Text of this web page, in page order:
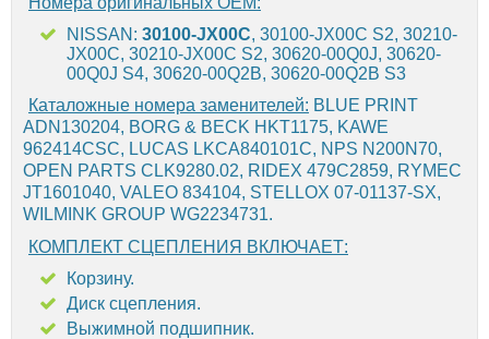
NISSAN: 30100-JX00C, 30100-JX00C S2, 30210-
JX00C, 30210-JX00C S2, 30620-00Q0J, 30620-
00Q0J S4, 30620-00Q2B, 30620-00Q2B S3
Каталожные номера заменителей: BLUE PRINT
ADN130204, BORG & BECK HKT1175, KAWE
962414CSC, LUCAS LKCA840101C, NPS N200N70,
OPEN PARTS CLK9280.02, RIDEX 479C2859, RYMEC
JT1601040, VALEO 834104, STELLOX 07-01137-SX,
WILMINK GROUP WG2234731.
КОМПЛЕКТ СЦЕПЛЕНИЯ ВКЛЮЧАЕТ:
Корзину.
Диск сцепления.
Выжимной подшипник.